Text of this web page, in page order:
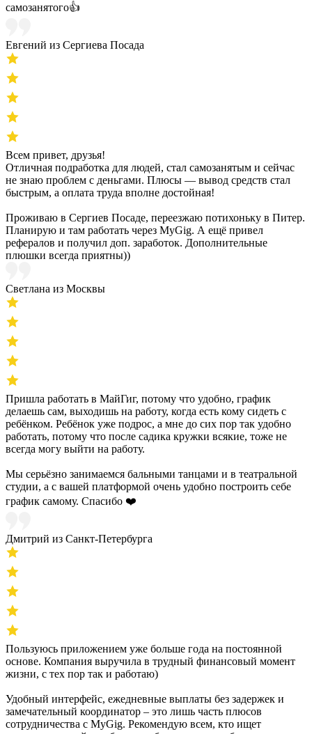
самозанятого👍
Евгений из Сергиева Посада
Всем привет, друзья!
Отличная подработка для людей, стал самозанятым и сейчас
не знаю проблем с деньгами. Плюсы — вывод средств стал
быстрым, а оплата труда вполне достойная!
Проживаю в Сергиев Посаде, переезжаю потихоньку в Питер.
Планирую и там работать через MyGig. А ещё привел
рефералов и получил доп. заработок. Дополнительные
плюшки всегда приятны))
Светлана из Москвы
Пришла работать в МайГиг, потому что удобно, график
делаешь сам, выходишь на работу, когда есть кому сидеть с
ребёнком. Ребёнок уже подрос, а мне до сих пор так удобно
работать, потому что после садика кружки всякие, тоже не
всегда могу выйти на работу.
Мы серьёзно занимаемся бальными танцами и в театральной
студии, а с вашей платформой очень удобно построить себе
график самому. Спасибо ❤️
Дмитрий из Санкт-Петербурга
Пользуюсь приложением уже больше года на постоянной
основе. Компания выручила в трудный финансовый момент
жизни, с тех пор так и работаю)
Удобный интерфейс, ежедневные выплаты без задержек и
замечательный координатор – это лишь часть плюсов
сотрудничества с MyGig. Рекомендую всем, кто ищет